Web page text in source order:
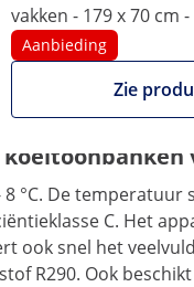
vakken - 179 x 70 cm -
Catering
Aanbieding
Zie
snelle verwerking.
eenvoudig
blokkeren
je drie ruime
°C. De
C. Het
ook snel het
R290. Ook